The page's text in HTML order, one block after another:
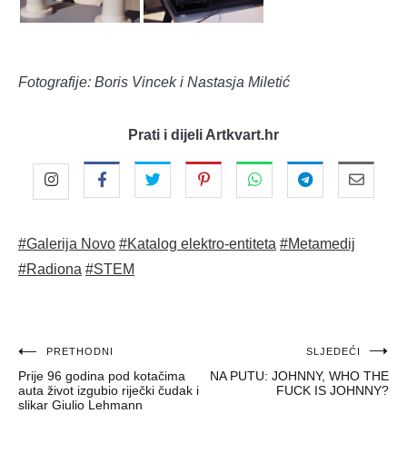
Fotografije: Boris Vincek i Nastasja Miletić
Prati i dijeli Artkvart.hr
#Galerija Novo #Katalog elektro-entiteta #Metamedij
#Radiona #STEM
Navigacija
objava
PRETHODNI
Prije 96 godina pod kotačima
auta život izgubio riječki čudak i
slikar Giulio Lehmann
SLJEDEĆI
NA PUTU: JOHNNY, WHO THE
FUCK IS JOHNNY?